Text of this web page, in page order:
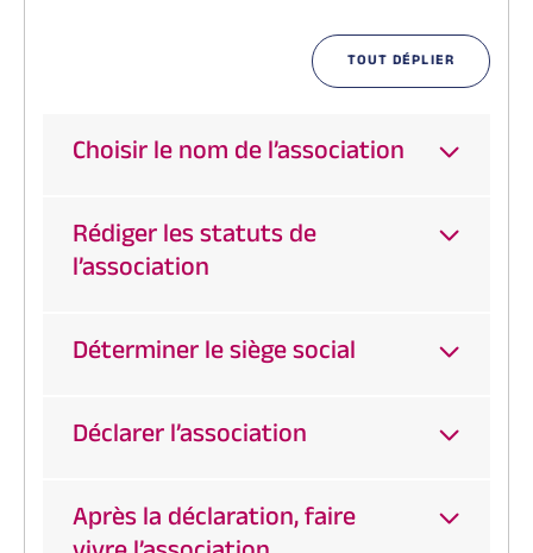
TOUT DÉPLIER
Choisir le nom de l’association
Rédiger les statuts de
l’association
Déterminer le siège social
Déclarer l’association
Après la déclaration, faire